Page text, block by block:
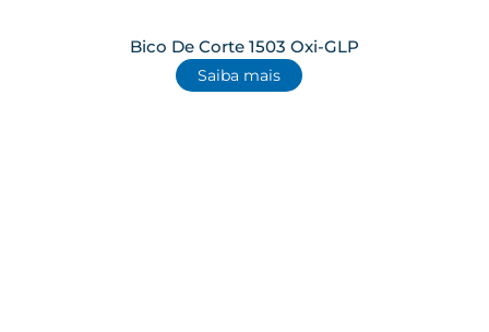
Bico De Corte 1503 Oxi-GLP
Saiba mais